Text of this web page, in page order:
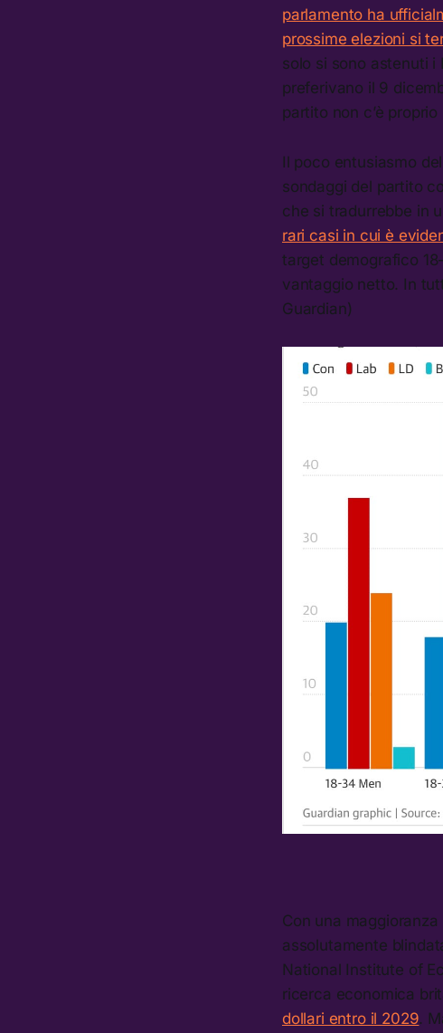
parlamento ha
prossime elezioni si
solo si sono astenuti
preferivano il 9
partito non c’è
Il poco entusiasmo
sondaggi del partito
che si tradurrebbe in
rari casi in cui è
target demografico
vantaggio netto. In
Guardian)
Con una
assolutamente
National Institute of
ricerca economica
dollari entro il 2029.